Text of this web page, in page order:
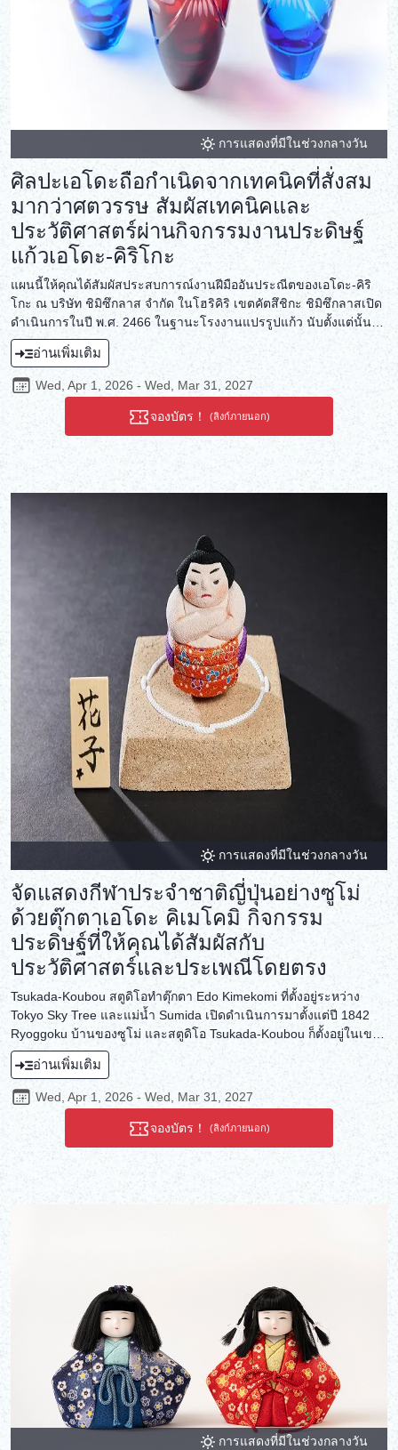
การแสดงที่มีในช่วงกลางวัน
ศิลปะเอโดะถือกำเนิดจากเทคนิคที่สั่งสม
มากว่าศตวรรษ สัมผัสเทคนิคและ
ประวัติศาสตร์ผ่านกิจกรรมงานประดิษฐ์
แก้วเอโดะ-คิริโกะ
แผนนี้ให้คุณได้สัมผัสประสบการณ์งานฝีมืออันประณีตของเอโดะ-คิริ
โกะ ณ บริษัท ชิมิซึกลาส จำกัด ในโฮริคิริ เขตคัตสึชิกะ ชิมิซึกลาสเปิด
ดำเนินการในปี พ.ศ. 2466 ในฐานะโรงงานแปรรูปแก้ว นับตั้งแต่นั้นมา
ชิมิซึกลาสยังคงพัฒนาเทคนิคการแปรรูปแก้วอย่างต่อเนื่องยาวนานกว่า
ศตวรรษ ประเพณีการประดิษฐ์แก้วของเอโดะ-คิริโกะ ซึ่งถือกำเนิดขึ้น
จากประสบการณ์อันยาวนานนี้ ได้สร้างสรรค์ผลงานศิลปะที่ใช้งานได้
จริง ประดับประดาด้วยลวดลายอันประณีต ผ่านกิจกรรมการประดิษฐ์
เครื่องแก้วเอโดะ-คิริโกะเพื่อตกแต่งโต๊ะอาหารประจำวันของคุณ สัมผัส
ประวัติศาสตร์ที่แฝงไว้ด้วยความแวววาวระยิบระยับ
อ่านเพิ่มเติม
Wed, Apr 1, 2026 - Wed, Mar 31, 2027
จองบัตร！ (ลิงก์ภายนอก)
การแสดงที่มีในช่วงกลางวัน
จัดแสดงกีฬาประจำชาติญี่ปุ่นอย่างซูโม่
ด้วยตุ๊กตาเอโดะ คิเมโคมิ กิจกรรม
ประดิษฐ์ที่ให้คุณได้สัมผัสกับ
ประวัติศาสตร์และประเพณีโดยตรง
Tsukada-Koubou สตูดิโอทำตุ๊กตา Edo Kimekomi ที่ตั้งอยู่ระหว่าง
Tokyo Sky Tree และแม่น้ำ Sumida เปิดดำเนินการมาตั้งแต่ปี 1842
Ryoggoku บ้านของซูโม่ และสตูดิโอ Tsukada-Koubou ก็ตั้งอยู่ในเขต
เดียวกัน คือ เขต Sumida ในจุดที่อยู่ใกล้กับใจกลางของซูโม่ คุณจะได้
เพลิดเพลินกับกิจกรรมการยัดผ้าตกแต่งเข้าไปในผ้าเตี่ยว Mawashi ของ
ตุ๊กตาซูโม่ ตุ๊กตาซูโม่บางตัวมีด้านที่สนุกสนานด้วยกระดิ่งประดับ และ
หลังจากกิจกรรมแล้ว การได้รับแหวนซูโม่ Dohyo และแผ่นโลหะก็
ทำให้เป็นกิจกรรมที่น่าจับตามองอีกด้วย
อ่านเพิ่มเติม
Wed, Apr 1, 2026 - Wed, Mar 31, 2027
จองบัตร！ (ลิงก์ภายนอก)
การแสดงที่มีในช่วงกลางวัน